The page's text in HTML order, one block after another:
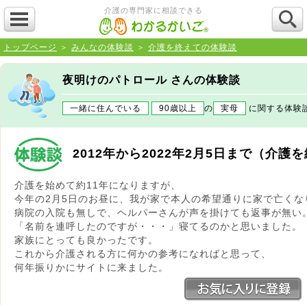
介護の専門家に相談できる
トップページ ＞ みんなの体験談 ＞ 介護を終えての体験談
夜明けのパトロール さんの体験談
一緒に住んでいる 90歳以上 の 実母 に関する
2012年から2022年2月5日まで（介護
介護を始めて約11年になりますが、
今年の2月5日のお昼に、我が家で本人の希望通りに家で亡くな
病院の入院も無しで、ヘルパーさんが声を掛けても返事が無い
「名前を連呼したのですが・・・」寝てるのかと思いました。
家族にとっても良かったです。
これから介護される方に何かの参考になればと思って、
何年振りかにサイトに来ました。